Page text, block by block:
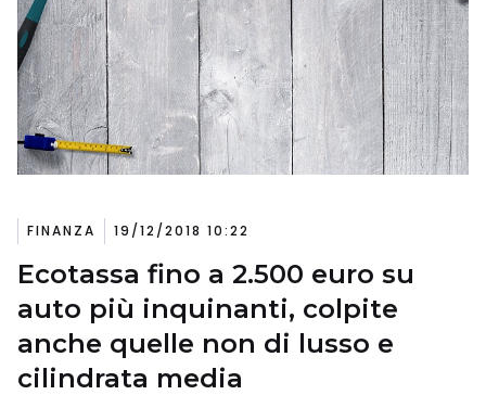
FINANZA 19/12/2018 10:22
Ecotassa fino a 2.500 euro su
auto più inquinanti, colpite
anche quelle non di lusso e
cilindrata media